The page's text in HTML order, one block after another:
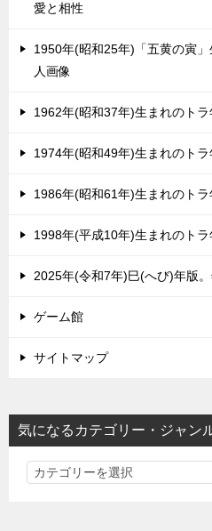
愛と相性
1950年(昭和25年)「五黄の寅
人画像
1962年(昭和37年)生まれのト
1974年(昭和49年)生まれのト
1986年(昭和61年)生まれのト
1998年(平成10年)生まれのト
2025年(令和7年)巳(へび)年版
ゲーム館
サイトマップ
気になるカテゴリー・ジャン
気